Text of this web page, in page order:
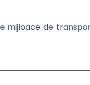
mijloace de